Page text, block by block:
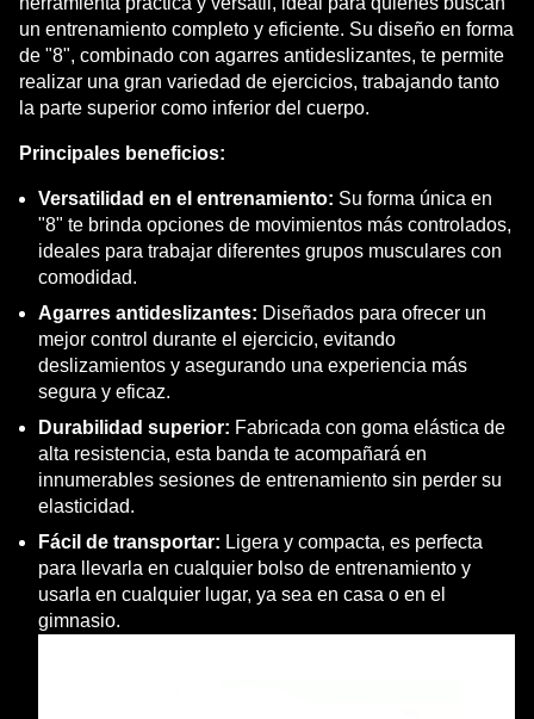
un entrenamiento completo y eficiente. Su diseño en forma
de "8", combinado con agarres antideslizantes, te permite
realizar una gran variedad de ejercicios, trabajando tanto
la parte superior como inferior del cuerpo.
Principales beneficios:
Versatilidad en el entrenamiento: Su forma única en
"8" te brinda opciones de movimientos más controlados,
ideales para trabajar diferentes grupos musculares con
comodidad.
Agarres antideslizantes: Diseñados para ofrecer un
mejor control durante el ejercicio, evitando
deslizamientos y asegurando una experiencia más
segura y eficaz.
Durabilidad superior: Fabricada con goma elástica de
alta resistencia, esta banda te acompañará en
innumerables sesiones de entrenamiento sin perder su
elasticidad.
Fácil de transportar: Ligera y compacta, es perfecta
para llevarla en cualquier bolso de entrenamiento y
usarla en cualquier lugar, ya sea en casa o en el
gimnasio.